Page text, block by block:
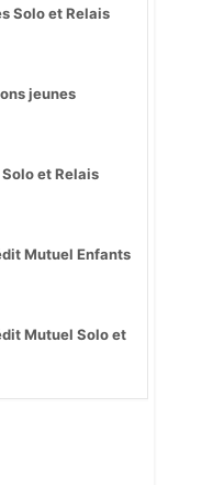
Solo et Relais
jeunes
et Relais
Mutuel Enfants
Mutuel Solo et